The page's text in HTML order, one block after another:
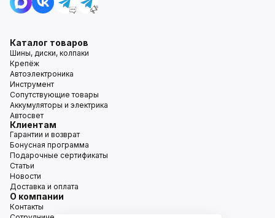
Каталог товаров
Шины, диски, колпаки
Крепёж
Автоэлектроника
Инструмент
Сопутствующие товары
Аккумуляторы и электрика
Автосвет
Клиентам
Гарантии и возврат
Бонусная программа
Подарочные сертификаты
Статьи
Новости
Доставка и оплата
О компании
Контакты